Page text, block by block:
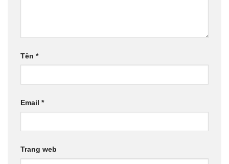
Tên *
Email *
Trang web